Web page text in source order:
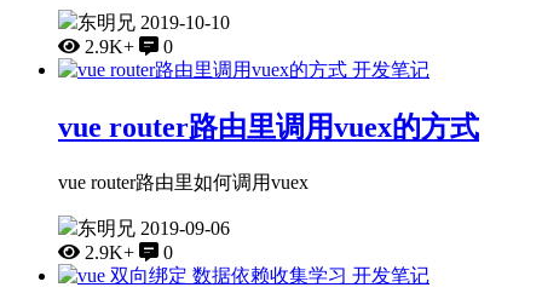
东明兄 2019-10-10
2.9K+
0
开发笔记
vue router路由里调用vuex的方式
vue router路由里如何调用vuex
东明兄 2019-09-06
2.9K+
0
开发笔记